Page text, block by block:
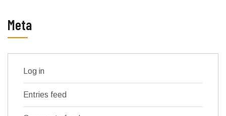
Meta
Log in
Entries feed